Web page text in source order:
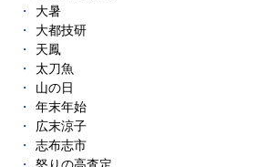
大暑
大都技研
天鳳
太刀魚
山の日
年末年始
広末涼子
志布志市